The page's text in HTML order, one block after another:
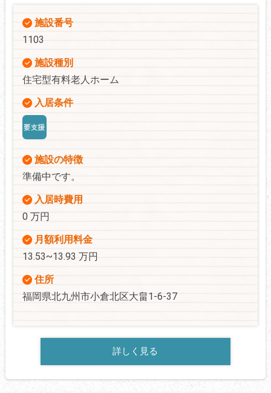
施設番号
1103
施設種別
住宅型有料老人ホーム
入居条件
施設の特徴
準備中です。
入居時費用
0 万円
月額利用料金
13.53~13.93 万円
住所
福岡県北九州市小倉北区大畠1-6-37
詳しく見る